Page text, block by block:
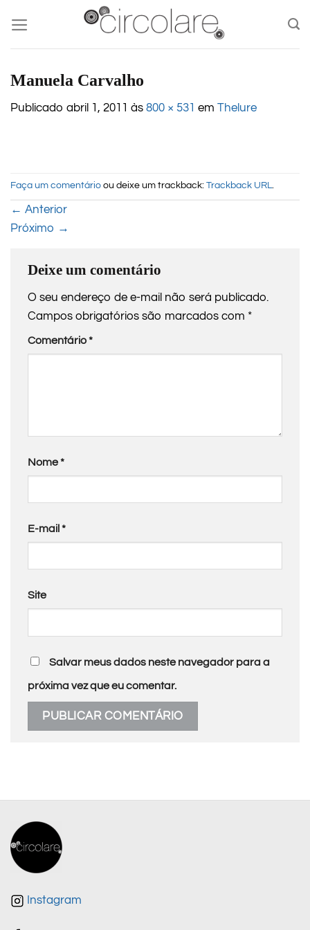
content
Manuela Carvalho
Publicado abril 1, 2011 às 800 × 531 em Thelure
Faça um comentário ou deixe um trackback: Trackback URL.
← Anterior
Próximo →
Deixe um comentário
O seu endereço de e-mail não será publicado.
Campos obrigatórios são marcados com *
Comentário*
Nome*
E-mail *
Site
Salvar meus dados neste navegador para a
próxima vez que eu comentar.
Instagram